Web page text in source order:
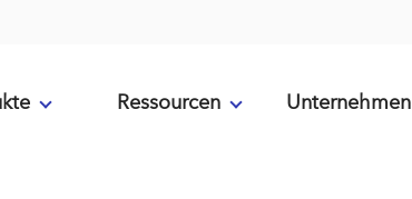
Ressourcen Unternehmen